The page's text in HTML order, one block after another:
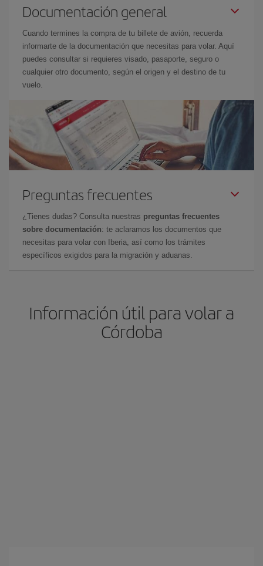
Documentación general
Cuando termines la compra de tu billete de avión, recuerda
informarte de la documentación que necesitas para volar. Aquí
puedes consultar si requieres visado, pasaporte, seguro o
cualquier otro documento, según el origen y el destino de tu
vuelo.
Preguntas frecuentes
¿Tienes dudas? Consulta nuestras preguntas frecuentes
sobre documentación: te aclaramos los documentos que
necesitas para volar con Iberia, así como los trámites
específicos exigidos para la migración y aduanas.
Información útil para volar a
Córdoba